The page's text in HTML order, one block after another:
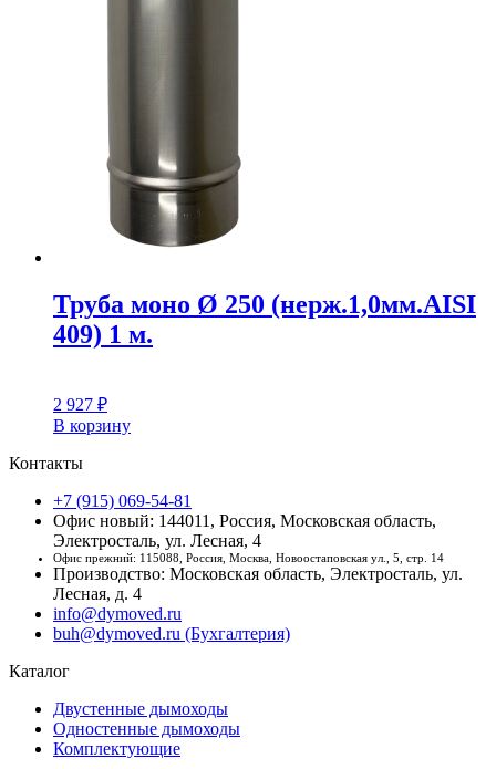
Труба моно Ø 250 (нерж.1,0мм.AISI
409) 1 м.
2 927 ₽
В корзину
Контакты
+7 (915) 069-54-81
Офис новый: 144011, Россия, Московская область,
Электросталь, ул. Лесная, 4
Офис прежний: 115088, Россия, Москва, Новоостаповская ул., 5, стр. 14
Производство: Московская область, Электросталь, ул.
Лесная, д. 4
info@dymoved.ru
buh@dymoved.ru (Бухгалтерия)
Каталог
Двустенные дымоходы
Одностенные дымоходы
Комплектующие